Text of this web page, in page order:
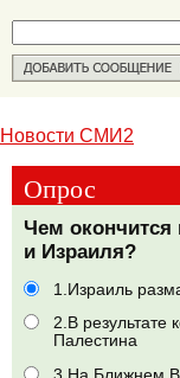
Новости СМИ2
Опрос
Чем
и Израиля?
1.Израиль
2.В результате
Палестина